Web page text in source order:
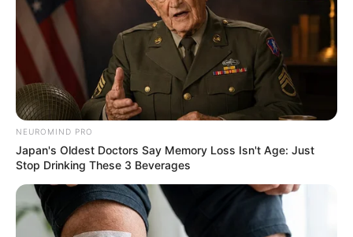
This Woman Chose To Live Like A Horse
BRAINBERRIES
NEUROMIND PRO
Japan's Oldest Doctors Say Memory Loss Isn't Age: Just
Stop Drinking These 3 Beverages